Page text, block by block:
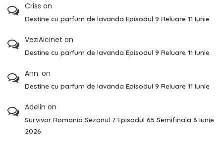
Criss on
Destine cu parfum de lavanda Episodul 9 Reluare 11 Iunie
VeziAicinet on
Destine cu parfum de lavanda Episodul 9 Reluare 11 Iunie
Ann. on
Destine cu parfum de lavanda Episodul 9 Reluare 11 Iunie
Adelin on
Survivor Romania Sezonul 7 Episodul 65 Semifinala 6 Iunie
2026